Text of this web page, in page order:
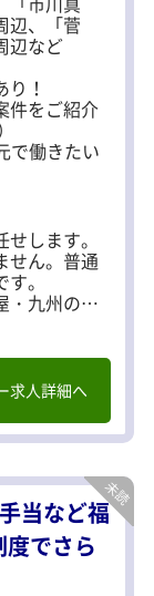
の後は副
張り次第で
モチベーシ
辺、「菅
辺など
！
件をご紹介
で働きたい
します。
せん。普通
。
・九州の各
軽にお問い
る宅配会社
み
の荷物を
に帰庫
求人詳細へ
当など福
でさら